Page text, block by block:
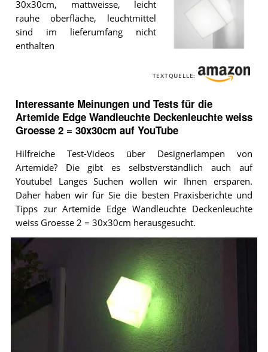
Artemide
Deckenleuchte
weiss
Groesse
2
30x30cm.
30x30cm, mattweisse, leicht
rauhe oberfläche, leuchtmittel
sind im lieferumfang nicht
enthalten
TEXTQUELLE:
Interessante Meinungen und Tests für die
Artemide Edge Wandleuchte Deckenleuchte weiss
Groesse 2 = 30x30cm auf YouTube
Hilfreiche Test-Videos über Designerlampen von
Artemide? Die gibt es selbstverständlich auch auf
Youtube! Langes Suchen wollen wir Ihnen ersparen.
Daher haben wir für Sie die besten Praxisberichte und
Tipps zur Artemide Edge Wandleuchte Deckenleuchte
weiss Groesse 2 = 30x30cm herausgesucht.
Video:
Artemide
Edge